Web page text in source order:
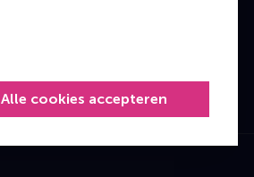
Alle cookies accepteren